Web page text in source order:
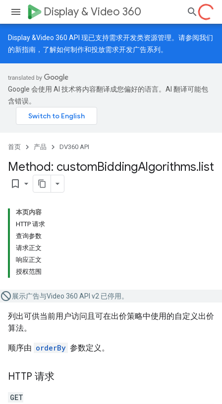
Display & Video 360
Display &Video 360 API 现已支持需求开发类资源管理。请参阅我们
的新指南 ，了解如何制作和投放需求开发广告系列。
Google 会使用 AI 技术将内容翻译成您偏好的语言。AI 翻译可能包
含错误。
首页 产品 DV360 API
Method: customBiddingAlgorithms.list
bookmark_border
本页内容
HTTP 请求
查询参数
请求正文
响应正文
授权范围
展示广告与Video 360 API v2 已停用。
列出可供当前用户访问且可在出价策略中使用的自定义出价
算法。
顺序由 orderBy 参数定义。
HTTP 请求
GET